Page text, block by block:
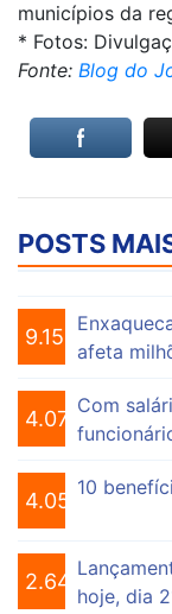
municípios da
* Fotos:
Fonte: Blog do
POSTS
9.154
afeta
4.074
Com
4.055
10
2.648
hoje, dia